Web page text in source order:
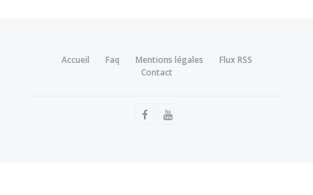
Accueil Faq Mentions légales
Flux RSS
Contact